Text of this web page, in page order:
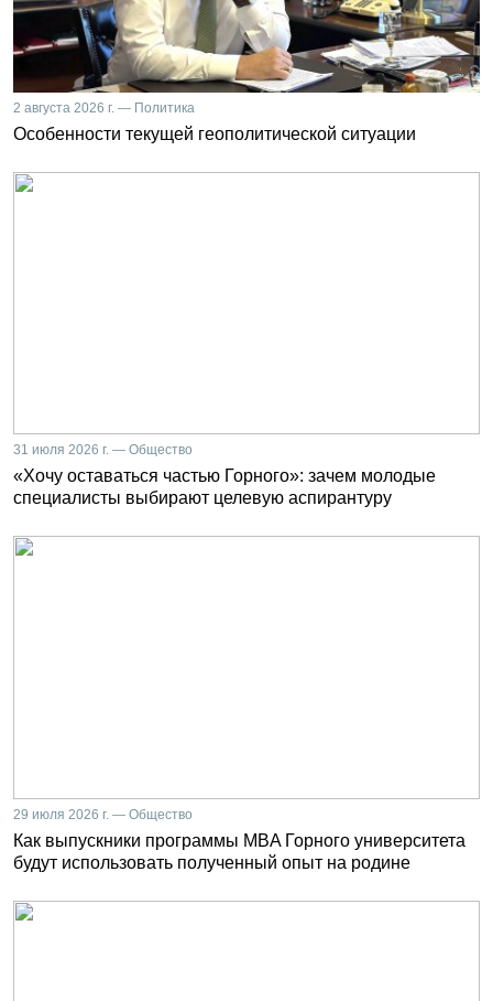
2 августа 2026 г. — Политика
Особенности текущей геополитической ситуации
31 июля 2026 г. — Общество
«Хочу оставаться частью Горного»: зачем молодые
специалисты выбирают целевую аспирантуру
29 июля 2026 г. — Общество
Как выпускники программы MBA Горного университета
будут использовать полученный опыт на родине